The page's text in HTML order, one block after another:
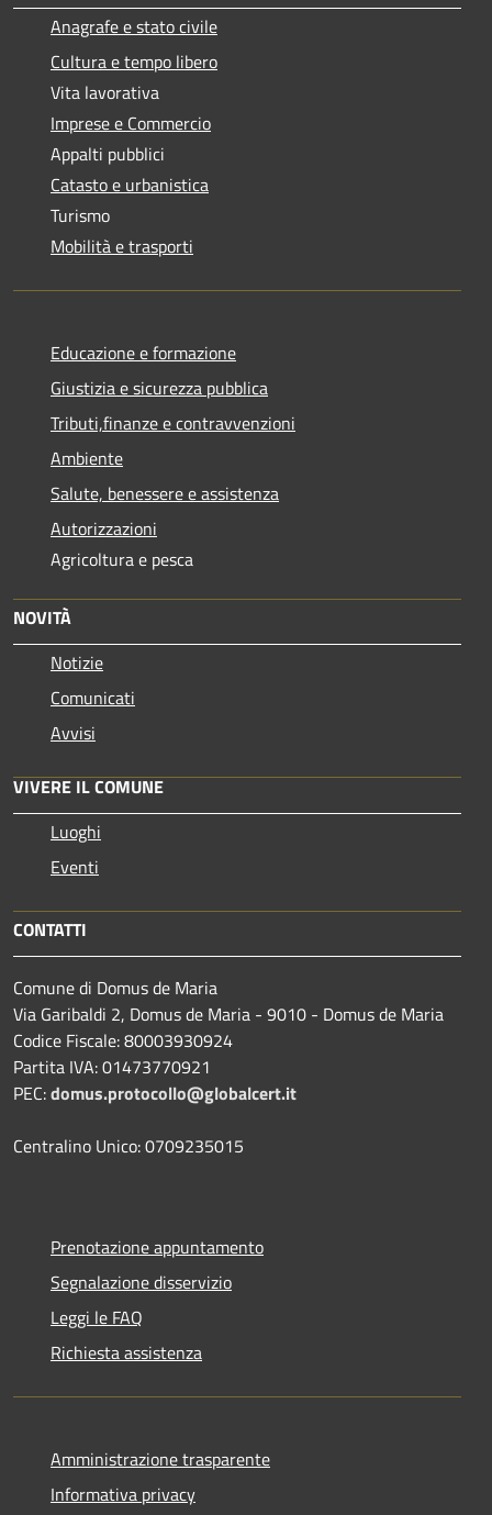
Anagrafe e stato civile
Cultura e tempo libero
Vita lavorativa
Imprese e Commercio
Appalti pubblici
Catasto e urbanistica
Turismo
Mobilità e trasporti
Educazione e formazione
Giustizia e sicurezza pubblica
Tributi,finanze e contravvenzioni
Ambiente
Salute, benessere e assistenza
Autorizzazioni
Agricoltura e pesca
NOVITÀ
Notizie
Comunicati
Avvisi
VIVERE IL COMUNE
Luoghi
Eventi
CONTATTI
Comune di Domus de Maria
Via Garibaldi 2, Domus de Maria - 9010 - Domus de Maria
Codice Fiscale: 80003930924
Partita IVA: 01473770921
PEC:domus.protocollo@globalcert.it
Centralino Unico: 0709235015
Prenotazione appuntamento
Segnalazione disservizio
Leggi le FAQ
Richiesta assistenza
Amministrazione trasparente
Informativa privacy